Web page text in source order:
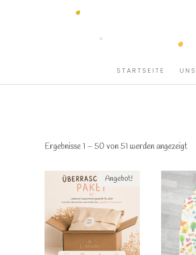
STARTSEITE
Ergebnisse 1 – 50 von 51 werden angezeigt
Angebot!